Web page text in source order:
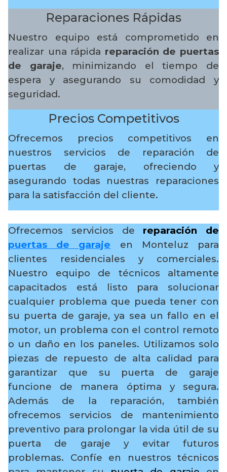
Reparaciones Rápidas
Nuestro equipo está comprometido en
realizar una rápida reparación de puertas
de garaje, minimizando el tiempo de
espera y asegurando su comodidad y
seguridad.
Precios Competitivos
Ofrecemos precios competitivos en
nuestros servicios de reparación de
puertas de garaje, ofreciendo y
asegurando todas nuestras reparaciones
para la satisfacción del cliente.
Ofrecemos servicios de reparación de
puertas de garaje en Monteluz para
clientes residenciales y comerciales.
Nuestro equipo de técnicos altamente
capacitados está listo para solucionar
cualquier problema que pueda tener con
su puerta de garaje, ya sea un fallo en el
motor, un problema con el control remoto
o un daño en los paneles. Utilizamos solo
piezas de repuesto de alta calidad para
garantizar que su puerta de garaje
funcione de manera óptima y segura.
Además de la reparación, también
ofrecemos servicios de mantenimiento
preventivo para prolongar la vida útil de su
puerta de garaje y evitar futuros
problemas. Confíe en nuestros técnicos